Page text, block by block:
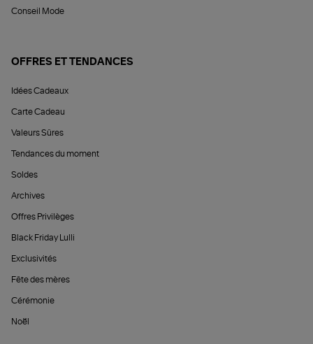
Conseil Mode
OFFRES ET TENDANCES
Idées Cadeaux
Carte Cadeau
Valeurs Sûres
Tendances du moment
Soldes
Archives
Offres Privilèges
Black Friday Lulli
Exclusivités
Fête des mères
Cérémonie
Noël